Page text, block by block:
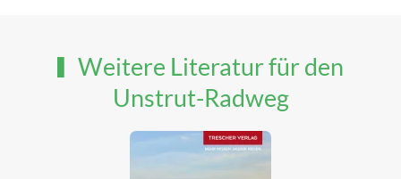
Weitere Literatur für den
Unstrut-Radweg